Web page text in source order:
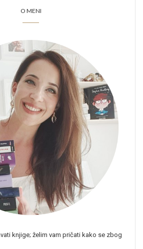
O MENI
knjige; želim vam pričati kako se zbog